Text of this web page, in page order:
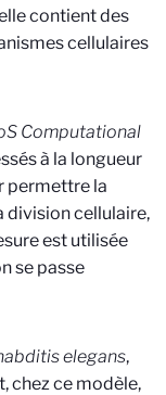
contient des
cellulaires
Computational
à la longueur
permettre la
division cellulaire,
est utilisée
se passe
elegans,
chez ce modèle,